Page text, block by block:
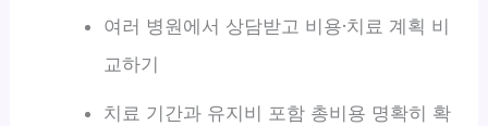
여러 병원에서 상담받고 비용·치료 계획 비
교하기
치료 기간과 유지비 포함 총비용 명확히 확